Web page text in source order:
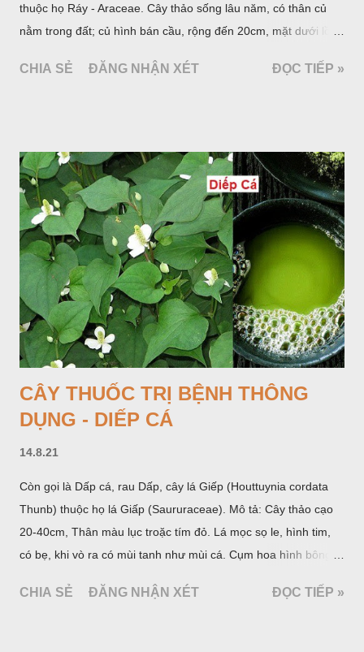
thuộc họ Ráy - Araceae. Cây thảo sống lâu năm, có thân củ
nằm trong đất; củ hình bán cầu, rộng đến 20cm, mặt dưới lồi
quanh có 3-5 mấu lồi; vỏ củ màu nâu, thịt trắng vàng và cứng.
một mo to màu đỏ xanh có đốm trắng, mặt trong màu đỏ thẫm,
bao lấy một bong mo là một trục mang phần hoa cái ở dưới,
phần hoa đực ở trên. Khoai nưa phân bố ở Ấn độ, Myanma,
Trung quốc, Việt nam, Campuchia, Malaixia, Inđônêxia,
Philippin. Ở nước ta, khoai nưa mọc hoang rải rác ở khắp các
vùng rừng núi, được bà con nhiều địa phương đem về trồng từ
lâu đời ở trong vườn, quanh bờ ao, dọc hàng rào và trên các
đồi để làm thức ăn cho người và gia súc, gặp nhiều ở các tỉnh
Lạng s...
CHIA SẺ ĐĂNG NHẬN XÉT ĐỌC TIẾP »
CÂY THUỐC TRỊ BỆNH THÔNG
DỤNG - DIẾP CÁ
14.8.21
Còn gọi là Dấp cá, rau Dấp, cây lá Giếp (Houttuynia cordata
Thunb) thuộc họ lá Giấp (Saururaceae). Mô tả: Cây thảo cạo
20-40cm, Thân màu lục troặc tím đỏ. Lá mọc sọ le, hình tim,
có bẹ, khi vò ra có mùi tanh như mùi cá. Cụm hoa hình bông
nhạt. Hạt hình trái xoan nhẵn. Mùa hoa quả: tháng 5 – 7.
CHIA SẺ ĐĂNG NHẬN XÉT ĐỌC TIẾP »